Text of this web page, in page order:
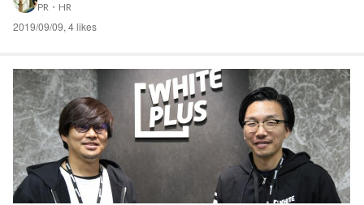
リューの説明はもちろんですが、作った背景や目的も含めて、...
PR・HR
2019/09/09, 4 likes